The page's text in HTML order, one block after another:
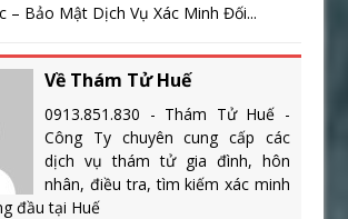
– Bảo Mật Dịch Vụ Xác Minh Đối...
Về Thám Tử Huế
0913.851.830 - Thám Tử Huế -
Công Ty chuyên cung cấp các
dịch vụ thám tử gia đình, hôn
nhân, điều tra, tìm kiếm xác minh
đầu tại Huế